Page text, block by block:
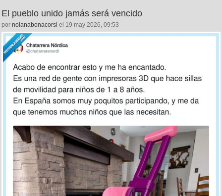
El pueblo unido jamás será vencido
por nolanabonacorsi el 19 may 2026, 09:53